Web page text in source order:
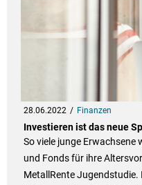
28.06.2022 Finanzen
Investieren ist das neue
So viele junge Erwachsene
und Fonds für ihre
MetallRente